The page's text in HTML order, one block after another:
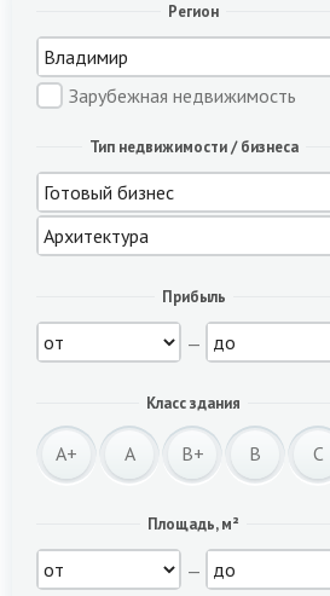
Регион
Зарубежная недвижимость
Тип недвижимости / бизнеса
Прибыль
—
Класс здания
A+ A B+ B C
Площадь, м²
—